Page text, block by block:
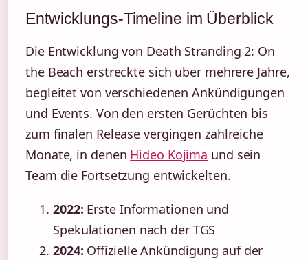
Entwicklungs-Timeline im Überblick
Die Entwicklung von Death Stranding 2: On
the Beach erstreckte sich über mehrere Jahre,
begleitet von verschiedenen Ankündigungen
und Events. Von den ersten Gerüchten bis
zum finalen Release vergingen zahlreiche
Monate, in denen Hideo Kojima und sein
Team die Fortsetzung entwickelten.
2022: Erste Informationen und
Spekulationen nach der TGS
2024: Offizielle Ankündigung auf der